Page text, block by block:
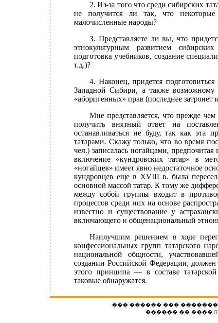
2. Из-за того что среди сибирских
не получится ли так, что некоторые
малочисленные народы?
3. Представляете ли вы, что
этнокультурным развитием
подготовка учебников, создание
т.д.)?
4. Наконец, придется
Западной Сибири, а также возможному
«аборигенных» прав (последнее затронет
Мне представляется, что прежде
получить внятный ответ на
останавливаться не буду, так как эта
татарами. Скажу только, что во время
чел.) записалась ногайцами,
включение «кундровских татар» в
«ногайцев» имеет явно недостаточное
кундровцев еще в XVIII в. была
основной массой татар. К тому же
между собой группы входит в
процессов среди них на основе
известно и существование у
включающего и общенациональный
Наилучшим решением в ходе
конфессиональных групп татарского
национальной общности,
создании Российской Федерации,
этого принципа — в составе
таковые обнаружатся.
��� ������ ���
������ �� ����